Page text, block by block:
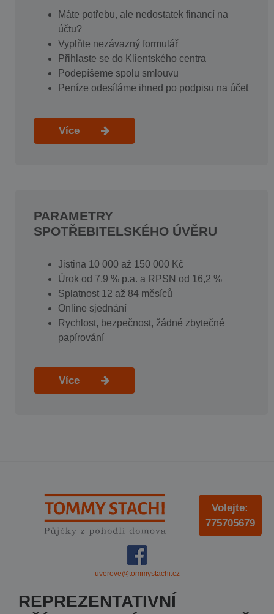
Máte potřebu, ale nedostatek financí na
účtu?
Vyplňte nezávazný formulář
Přihlaste se do Klientského centra
Podepíšeme spolu smlouvu
Peníze odesíláme ihned po podpisu na účet
Více
PARAMETRY
SPOTŘEBITELSKÉHO ÚVĚRU
Jistina 10 000 až 150 000 Kč
Úrok od 7,9 % p.a. a RPSN od 16,2 %
Splatnost 12 až 84 měsíců
Online sjednání
Rychlost, bezpečnost, žádné zbytečné
papírování
Více
Volejte:
775705679
uverove@tommystachi.cz
REPREZENTATIVNÍ